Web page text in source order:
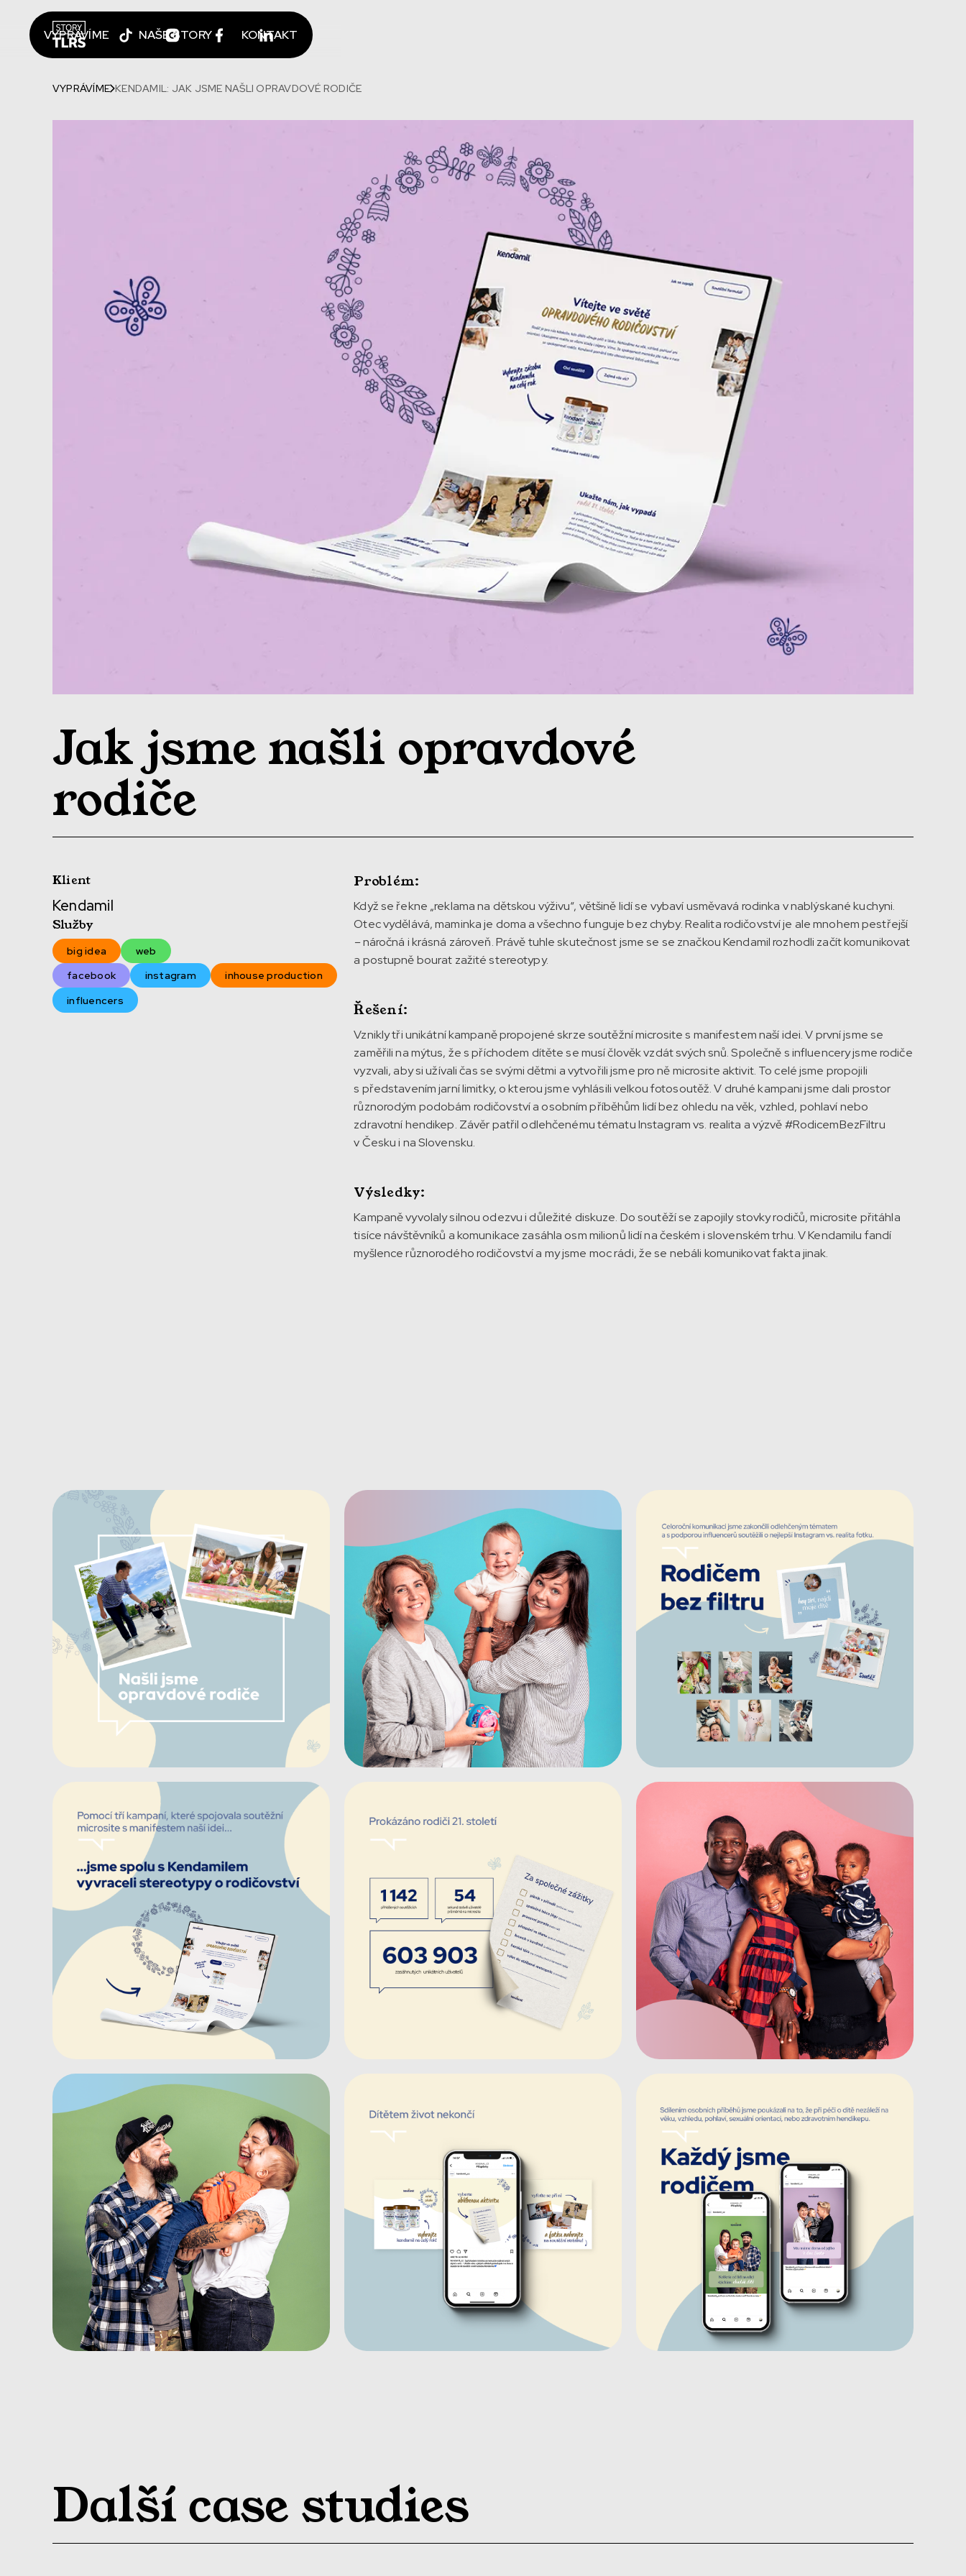
VYPRÁVÍME NAŠE STORY KONTAKT
VYPRÁVÍME KENDAMIL: JAK JSME NAŠLI OPRAVDOVÉ RODIČE
Jak jsme našli opravdové
rodiče
Klient
Kendamil
Služby
big idea
web
facebook
instagram
inhouse production
influencers
Problém:
Když se řekne „reklama na dětskou výživu“, většině lidí se vybaví usměvavá rodinka v nablýskané kuchyni.
Otec vydělává, maminka je doma a všechno funguje bez chyby. Realita rodičovství je ale mnohem pestřejší
–náročná i krásná zároveň. Právě tuhle skutečnost jsme se se značkou Kendamil rozhodli začít komunikovat
a postupně bourat zažité stereotypy.
Řešení:
Vznikly tři unikátní kampaně propojené skrze soutěžní microsite s manifestem naší idei. V první jsme se
zaměřili na mýtus, že s příchodem dítěte se musí člověk vzdát svých snů. Společně s influencery jsme rodiče
vyzvali, aby si užívali čas se svými dětmi a vytvořili jsme pro ně microsite aktivit. To celé jsme propojili
s představením jarní limitky, o kterou jsme vyhlásili velkou fotosoutěž. V druhé kampani jsme dali prostor
různorodým podobám rodičovství a osobním příběhům lidí bez ohledu na věk, vzhled, pohlaví nebo
zdravotní hendikep. Závěr patřil odlehčenému tématu Instagram vs. realita a výzvě #RodicemBezFiltru
v Česku i na Slovensku.
Výsledky:
Kampaně vyvolaly silnou odezvu i důležité diskuze. Do soutěží se zapojily stovky rodičů, microsite přitáhla
tisíce návštěvníků a komunikace zasáhla osm milionů lidí na českém i slovenském trhu. V Kendamilu fandí
myšlence různorodého rodičovství a my jsme moc rádi, že se nebáli komunikovat fakta jinak.
Další case studies